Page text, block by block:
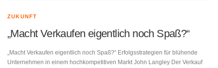
ZUKUNFT
„Macht Verkaufen eigentlich noch Spaß?“
„Macht Verkaufen eigentlich noch Spaß?“ Erfolgsstrategien für blühende
Unternehmen in einem hochkompetitiven Markt John Langley Der Verkauf